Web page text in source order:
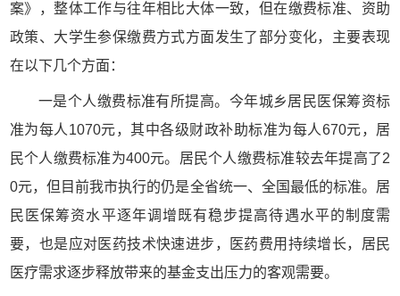
案》，整体工作与往年相比大体一致，但在缴费标准、资助
政策、大学生参保缴费方式方面发生了部分变化，主要表现
在以下几个方面：
一是个人缴费标准有所提高。今年城乡居民医保筹资标
准为每人1070元，其中各级财政补助标准为每人670元，居
民个人缴费标准为400元。居民个人缴费标准较去年提高了2
0元，但目前我市执行的仍是全省统一、全国最低的标准。居
民医保筹资水平逐年调增既有稳步提高待遇水平的制度需
要，也是应对医药技术快速进步，医药费用持续增长，居民
医疗需求逐步释放带来的基金支出压力的客观需要。